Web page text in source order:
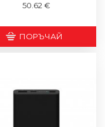
50.62 €
ПОРЪЧАЙ